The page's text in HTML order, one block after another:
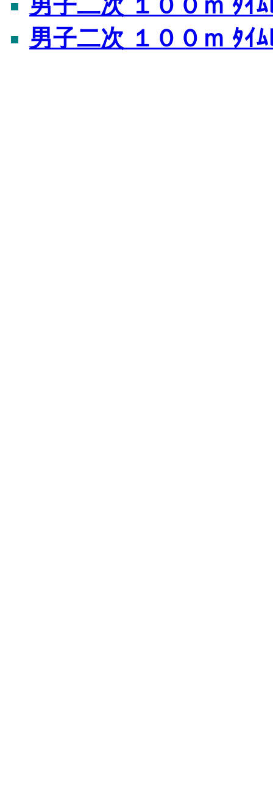
男子二次 １００ｍ ﾀｲﾑ
男子二次 １００ｍ ﾀｲ